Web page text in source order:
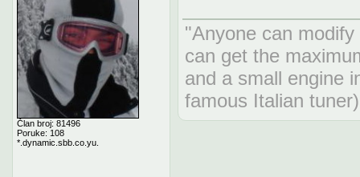
Član broj: 81496
Poruke: 108
*.dynamic.sbb.co.yu.
"Anyone can
can get the
and a small engine
famous Italian tuner)